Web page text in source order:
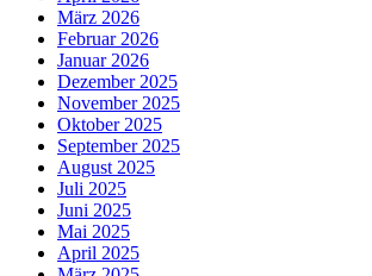
März 2026
Februar 2026
Januar 2026
Dezember 2025
November 2025
Oktober 2025
September 2025
August 2025
Juli 2025
Juni 2025
Mai 2025
April 2025